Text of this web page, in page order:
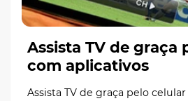
Assista TV de graça
com aplicativos
Assista TV de graça pelo